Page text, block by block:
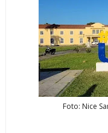
Foto: Nice